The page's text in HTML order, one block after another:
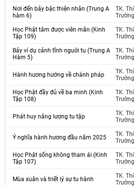
Nơi đến bảy bậc thiện nhân (Trung A
hàm 6)
TK.
Học Phật tâm được viên mãn (Kinh
Tập 109)
TK.
Bảy ví dụ cảnh tĩnh nguời tu (Trung A
Hàm 5)
TK.
Hành hương hướng về chánh pháp
TK.
Học Phật đầy đủ về ba minh (Kinh
Tập 108)
TK.
Phát huy năng lượng tu tập
TK.
Ý nghĩa hành hương đầu năm 2025
TK.
Học Phật sống không tham ái (Kinh
Tập 107)
TK.
Mùa xuân và triết lý sự tu hành
TK.